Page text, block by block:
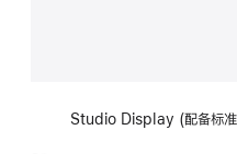
Studio Display (配备标准